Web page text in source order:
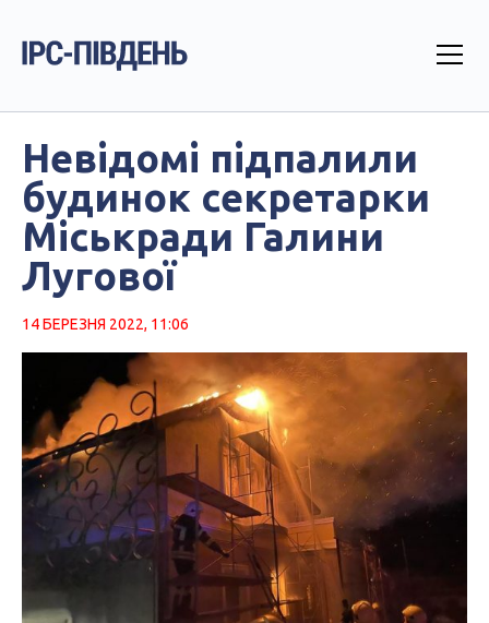
Невідомі підпалили
будинок секретарки
Міськради Галини
Лугової
14 БЕРЕЗНЯ 2022, 11:06